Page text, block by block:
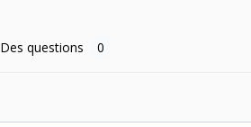
Des questions